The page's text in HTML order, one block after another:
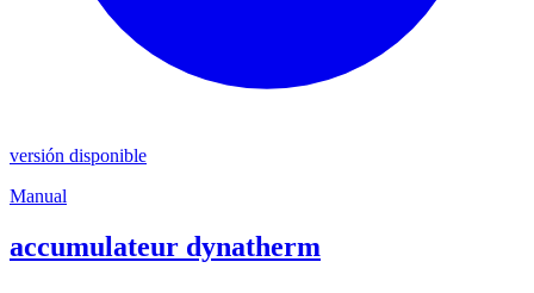
versión disponible
Manual
accumulateur dynatherm